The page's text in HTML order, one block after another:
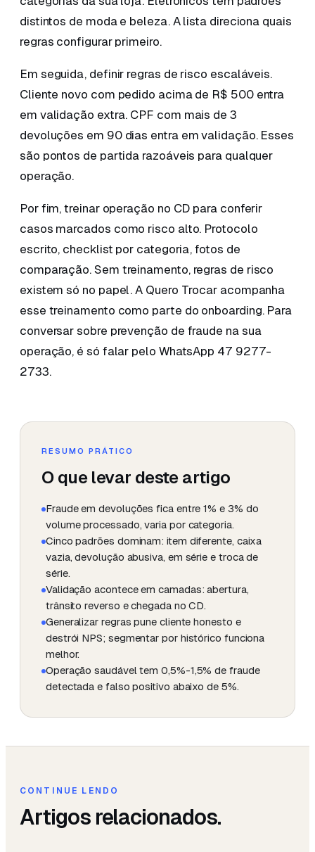
distintos de moda e beleza. A lista direciona quais
regras configurar primeiro.
Em seguida, definir regras de risco escaláveis.
Cliente novo com pedido acima de R$ 500 entra
em validação extra. CPF com mais de 3
devoluções em 90 dias entra em validação. Esses
são pontos de partida razoáveis para qualquer
operação.
Por fim, treinar operação no CD para conferir
casos marcados como risco alto. Protocolo
escrito, checklist por categoria, fotos de
comparação. Sem treinamento, regras de risco
existem só no papel. A Quero Trocar acompanha
esse treinamento como parte do onboarding. Para
conversar sobre prevenção de fraude na sua
operação, é só falar pelo WhatsApp 47 9277-
2733.
RESUMO PRÁTICO
O que levar deste artigo
Fraude em devoluções fica entre 1% e 3% do
volume processado, varia por categoria.
Cinco padrões dominam: item diferente, caixa
vazia, devolução abusiva, em série e troca de
série.
Validação acontece em camadas: abertura,
trânsito reverso e chegada no CD.
Generalizar regras pune cliente honesto e
destrói NPS; segmentar por histórico funciona
melhor.
Operação saudável tem 0,5%-1,5% de fraude
detectada e falso positivo abaixo de 5%.
CONTINUE LENDO
Artigos relacionados.